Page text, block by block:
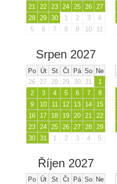
21 22 23 24 25 26 27
28 29 30 1 2 3
4
5
6 7 8 9 10 11
Srpen 2027
Po Út St Čt Pá So Ne
26
27 28 29 30 31
1
2
3 4 5 6 7
8
9
10 11 12 13 14
15
16
17 18 19 20 21
22
23
24 25 26 27 28
29
30 31 1 2 3 4 5
Říjen 2027
Po Út St Čt Pá So Ne